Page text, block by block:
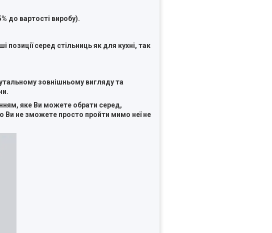
до вартості виробу).
серед стільниць як для кухні, так
зовнішньому вигляду та
яке Ви можете обрати серед,
Ви не зможете просто пройти мимо неї не